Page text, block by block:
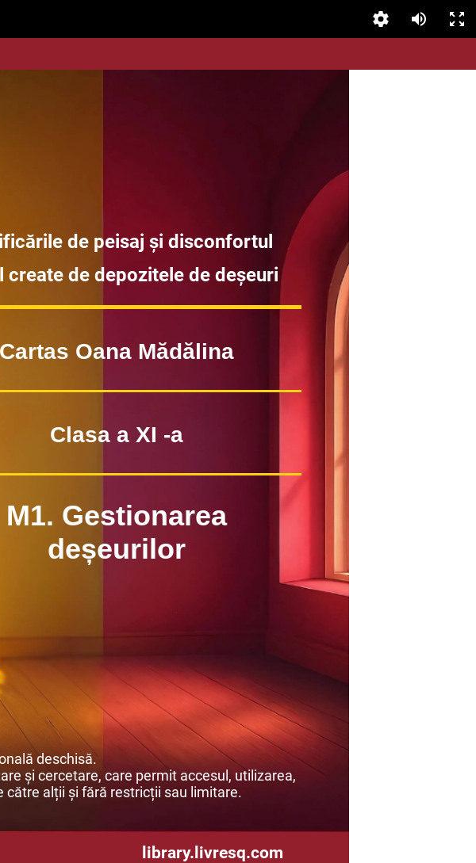
de peisaj și disconfortul
create de depozitele de deșeuri
Cartas Oana Mădălina
Clasa a XI -a
M1. Gestionarea
deșeurilor
deschisă.
și cercetare, care permit accesul, utilizarea,
către alții și fără restricții sau limitare.
library.livresq.com